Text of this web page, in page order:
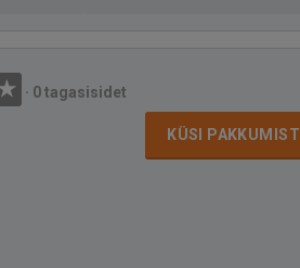
· 0 tagasisidet
KÜSI PAKKUMIST